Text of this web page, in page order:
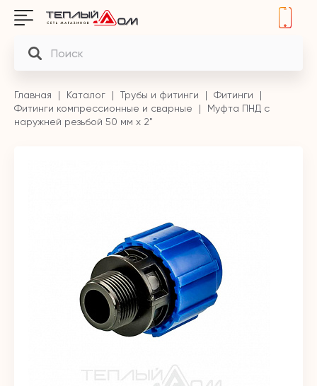
Главная Каталог Трубы и фитинги
Фитинги
Фитинги компрессионные и сварные
Муфта ПНД с
наружней резьбой 50 мм х 2"